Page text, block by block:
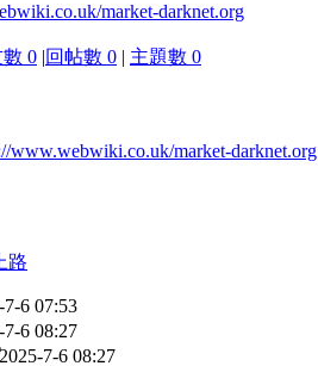
market-darknet.org
0 |回帖數 0 | 主題數 0
www.webwiki.co.uk/market-darknet.org
路
7-6 07:53
7-6 08:27
2025-7-6 08:27